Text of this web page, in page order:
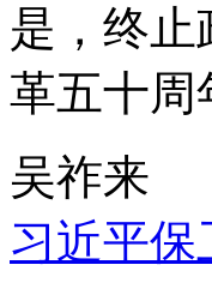
是，终
革五十周
吴祚来
习近平保